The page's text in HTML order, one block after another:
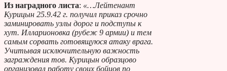
Из наградного листа: «…Лейтенант
Курицын 25.9.42 г. получил приказ срочно
заминировать узлы дорог и подступы к
хут. Илларионовка (рубеж 9 армии) и тем
самым сорвать готовящуюся атаку врага.
Учитывая исключительную важность
заграждения тов. Курицын образцово
организовал работу своих бойцов по